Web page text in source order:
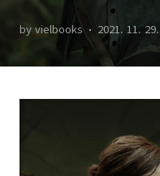
by vielbooks 2021. 11. 29.